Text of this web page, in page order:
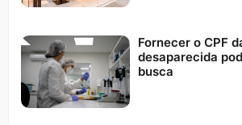
Fornecer o CPF
desaparecida
busca